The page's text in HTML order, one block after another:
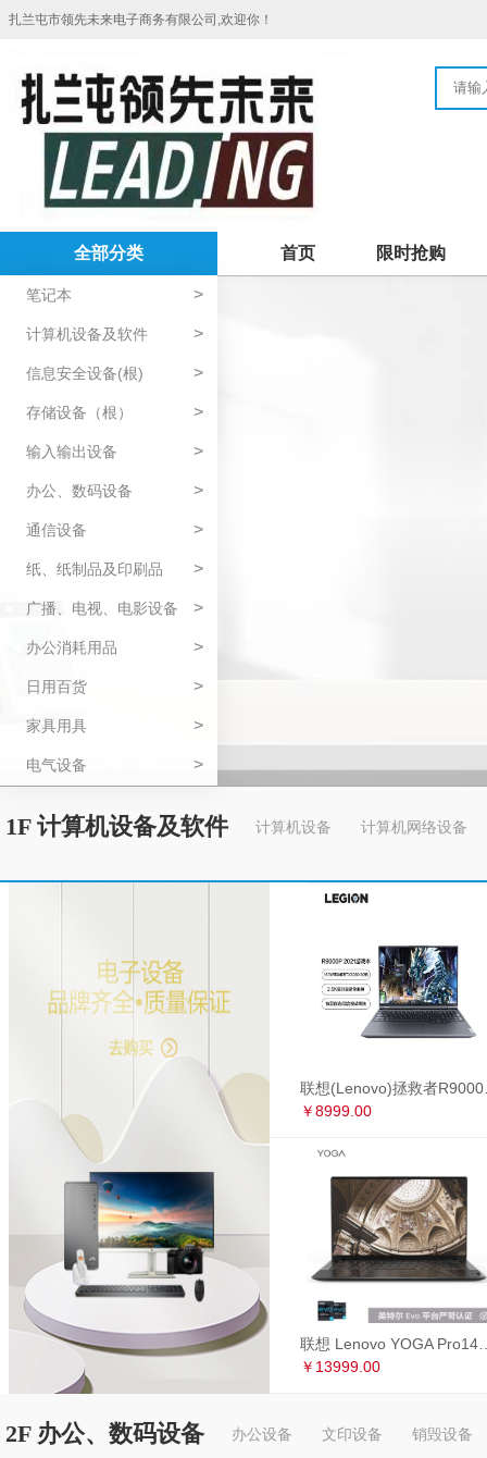
扎兰屯市领先未来电子商务有限公司,欢迎你！
全部分类
笔记本 >
计算机设备及软件 >
信息安全设备(根) >
存储设备（根） >
输入输出设备 >
办公、数码设备 >
通信设备 >
纸、纸制品及印刷品 >
广播、电视、电影设备 >
办公消耗用品 >
日用百货 >
家具用具 >
电气设备 >
首页 限时抢购
1F 计算机设备及软件 计算机设备 计算机网络设备
￥8999.00
￥13999.00
2F 办公、数码设备 办公设备 文印设备 销毁设备